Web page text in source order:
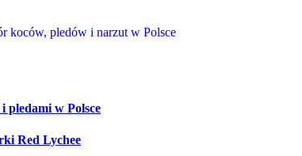
pledami w Polsce
Red Lychee